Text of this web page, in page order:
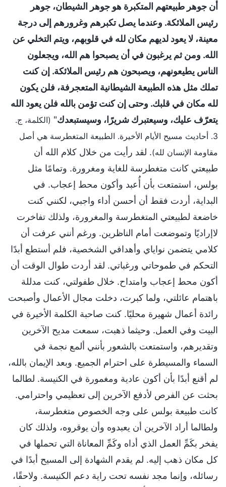
أن جوهر طبيعتهم المتكبرة هو جوهر الشيطان، جوهر
رئيس الملائكة. وعندما يصل تكبرهم وغرورهم إلى درجة
معينة، لا يعود لديهم مكان لله في قلوبهم، ويتم التخلي عن
الله. ومن ثم يرغبون في أن يصبحوا هم الله، ويجعلون
الناس يطيعونهم، ويصبحون هم رئيس الملائكة. إن كنت
تملك مثل هذه الطبيعة الشيطانية المتعجرفة، فلن يكون
لله مكان في قلبك. وحتى إن كنت تؤمن بالله فلن يعود الله
يتعرّف عليك، وسيعتبرك شريرًا، وسيستبعدك" (الكلمة، ج.
3. أحاديث مسيح الأيام الأخيرة. الطبيعة المتغطرسة هي أصل
مقاومة الإنسان لله). لقد رأيت من خلال كلام الله أن
طبيعتي كانت متغطرسة للغاية ومغرورة. وتمامًا مثل
بولس، استمتعت بأن أُعبد وأكون محط إعجاب. في
البداية، أردت فقط أن أحسن أداء واجبي، لكنني كنت
خاضعة لطبيعتي المتغطرسة والمغرورة، ولذلك تفاخرت
لاإراديًا وتموضعت أمام الناظرين. ورغم أنني عرفت أن
كلامي يتضمن نواياي وأهدافي الشخصية، فلم أستطع أبدًا
التحكم في طموحاتي ورغباتي. لقد أردت طوال الوقت أن
أكون محط إعجاب وامتداح. خلال طفولتي، كنت مدللة
باهتمام عائلتي، ولما كبرت، دخلت مجال الأعمال وأصبحت
رائدة أعمال شهيرة محليًا. كنت صاحبة الكلمة الأخيرة في
البيت وفي العمل. وحيثما ذهبت، سمعت مديح الآخرين
وتقديرهم، واستمتعت بالشعور بأنني ألمع نجمة في
السماء والمسيطرة على احترام الجميع. وبعد الإيمان بالله،
لم أقنع أبدًا بأن أكون عادية ومغمورة في الكنيسة. لطالما
بحثت عن الفرص لأدفع الآخرين إلى تعظيمي واحترامي.
كانت طبيعة بولس على وجه الخصوص متغطرسة،
ولطالما أراد الآخرين أن يعبدوه وأن يوقروه، ولذلك كان
يفخر بكَمِّ العمل الذي أداه وكَمِّ المعاناة التي تحملها في
كل مكان ذهب إليه. لم يقدم الشهادة إلى المسيح أبدًا في
رسائله، وإنما مجد نفسه تحت راية دعم الكنيسة. ولاحقًا،